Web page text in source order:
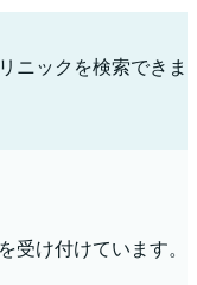
ニックを検索できま
受け付けています。